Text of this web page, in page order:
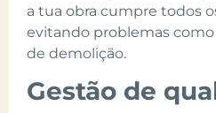
a tua obra cumpre todos
evitando problemas
de demolição.
Gestão de